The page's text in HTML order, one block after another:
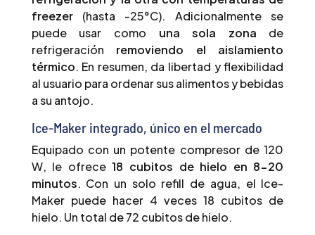
freezer(hasta -25°C). Adicionalmente se
puede usar como una sola zona de
refrigeración removiendo el aislamiento
térmico. En resumen, da libertad y flexibilidad
al usuario para ordenar sus alimentos y bebidas
a su antojo.
Ice-Maker integrado, único en el mercado
Equipado con un potente compresor de 120
W, le ofrece18 cubitos de hielo en 8−20
minutos. Con un solo refill de agua, el Ice-
Maker puede hacer 4 veces 18 cubitos de
hielo. Un total de 72 cubitos de hielo.